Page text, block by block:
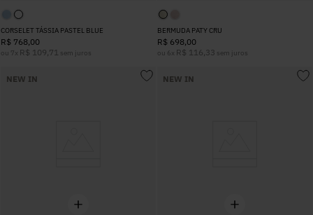
CORSELET TÁSSIA PASTEL BLUE
R$ 768,00
ou 7 x R$ 109,71 sem juros
BERMUDA PATY CRU
R$ 698,00
ou 6 x R$ 116, 33 sem juros
NEW IN NEW IN